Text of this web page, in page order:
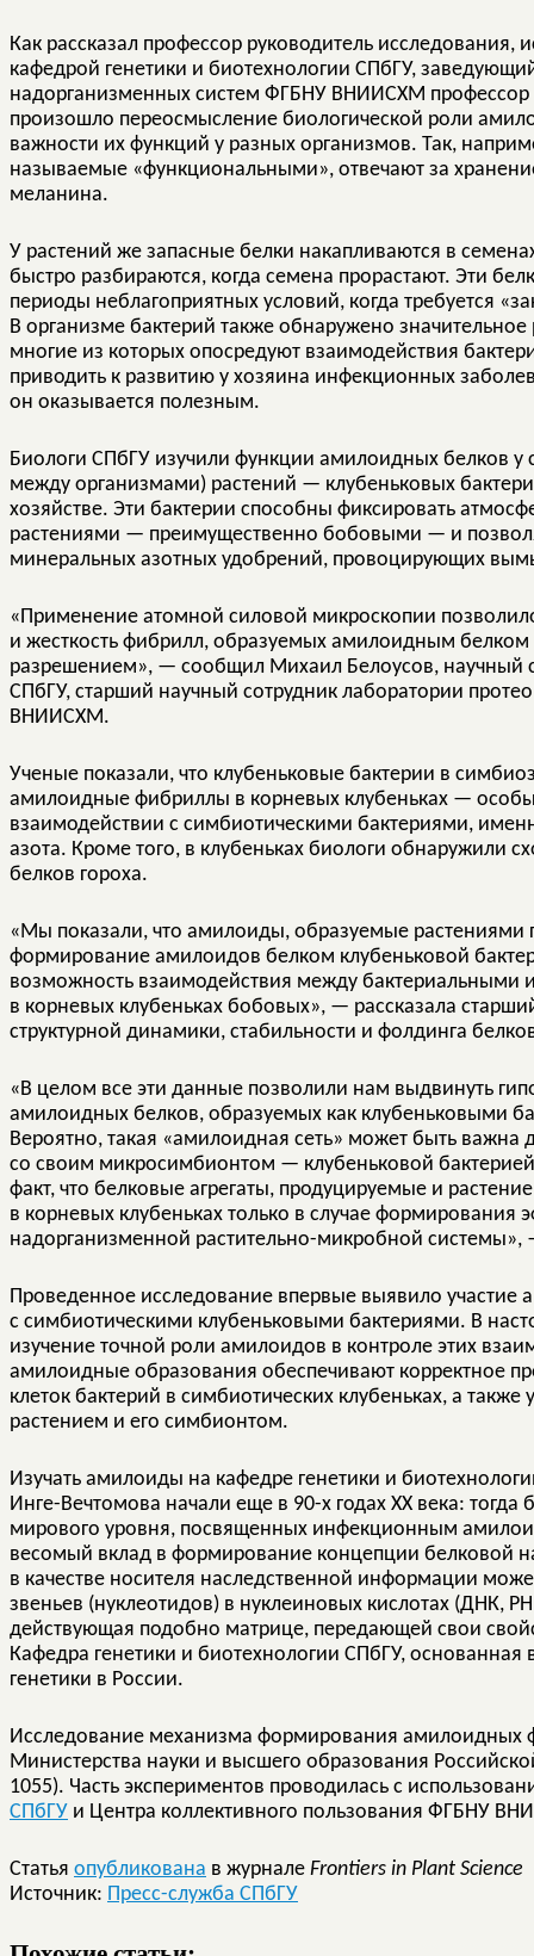
Как рассказал профессор руководитель
кафедрой генетики и биотехнологии СПбГУ,
надорганизменных систем ФГБНУ ВНИИСХМ
произошло переосмысление биологической роли
важности их функций у разных организмов. Так,
называемые «функциональными», отвечают за
меланина.
У растений же запасные белки накапливаются в
быстро разбираются, когда семена прорастают. Эти
периоды неблагоприятных условий, когда требуется
В организме бактерий также обнаружено
многие из которых опосредуют взаимодействия
приводить к развитию у хозяина инфекционных
он оказывается полезным.
Биологи СПбГУ изучили функции амилоидных белков у
между организмами) растений — клубеньковых
хозяйстве. Эти бактерии способны фиксировать
растениями — преимущественно бобовыми — и
минеральных азотных удобрений, провоцирующих
«Применение атомной силовой микроскопии
и жесткость фибрилл, образуемых амилоидным белком
разрешением», — сообщил Михаил Белоусов, научный
СПбГУ, старший научный сотрудник лаборатории
ВНИИСХМ.
Ученые показали, что клубеньковые бактерии в
амилоидные фибриллы в корневых клубеньках —
взаимодействии с симбиотическими бактериями,
азота. Кроме того, в клубеньках биологи обнаружили
белков гороха.
«Мы показали, что амилоиды, образуемые растениями
формирование амилоидов белком клубеньковой
возможность взаимодействия между
в корневых клубеньках бобовых», — рассказала
структурной динамики, стабильности и фолдинга
«В целом все эти данные позволили нам выдвинуть
амилоидных белков, образуемых как клубеньковыми
Вероятно, такая «амилоидная сеть» может быть важна
со своим микросимбионтом — клубеньковой
факт, что белковые агрегаты, продуцируемые и
в корневых клубеньках только в случае
надорганизменной растительно-микробной
Проведенное исследование впервые выявило участие
с симбиотическими клубеньковыми бактериями. В
изучение точной роли амилоидов в контроле этих
амилоидные образования обеспечивают корректное
клеток бактерий в симбиотических клубеньках, а
растением и его симбионтом.
Изучать амилоиды на кафедре генетики и
Инге-Вечтомова начали еще в 90-х годах XX века:
мирового уровня, посвященных инфекционным
весомый вклад в формирование концепции белковой
в качестве носителя наследственной информации
звеньев (нуклеотидов) в нуклеиновых кислотах (ДНК,
действующая подобно матрице, передающей свои
Кафедра генетики и биотехнологии СПбГУ, основанная
генетики в России.
Исследование механизма формирования амилоидных
Министерства науки и высшего образования
1055). Часть экспериментов проводилась с
СПбГУ и Центра коллективного пользования ФГБНУ
Статья опубликована в журнале Frontiers in Plant Science
Источник: Пресс-служба СПбГУ